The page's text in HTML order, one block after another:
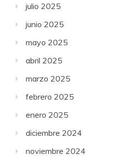
julio 2025
junio 2025
mayo 2025
abril 2025
marzo 2025
febrero 2025
enero 2025
diciembre 2024
noviembre 2024